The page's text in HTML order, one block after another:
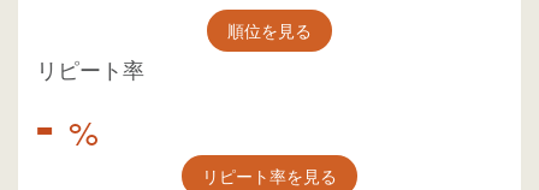
順位を見る
リピート率
- %
リピート率を見る